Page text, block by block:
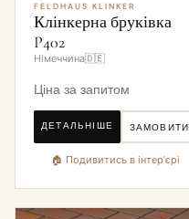
FELDHAUS KLINKER
Клінкерна бруківка
P402
Німеччина🇩🇪
Ціна за запитом
ДЕТАЛЬНІШЕ ЗАМОВИТИ
🏠 Подивитись в інтер'єрі